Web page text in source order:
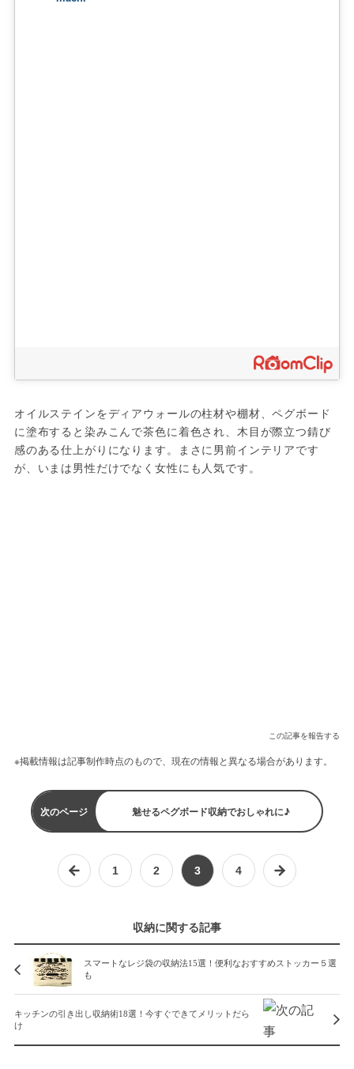
オイルステインをディアウォールの柱材や棚材、ペグボード
に塗布すると染みこんで茶色に着色され、木目が際立つ錆び
感のある仕上がりになります。まさに男前インテリアです
が、いまは男性だけでなく女性にも人気です。
この記事を報告する
※掲載情報は記事制作時点のもので、現在の情報と異なる場合があります。
次のページ 魅せるペグボード収納でおしゃれに♪
1 2 3 4
収納に関する記事
スマートなレジ袋の収納法15選！便利なおすすめストッカー５選
も
キッチンの引き出し収納術18選！今すぐできてメリットだら
け